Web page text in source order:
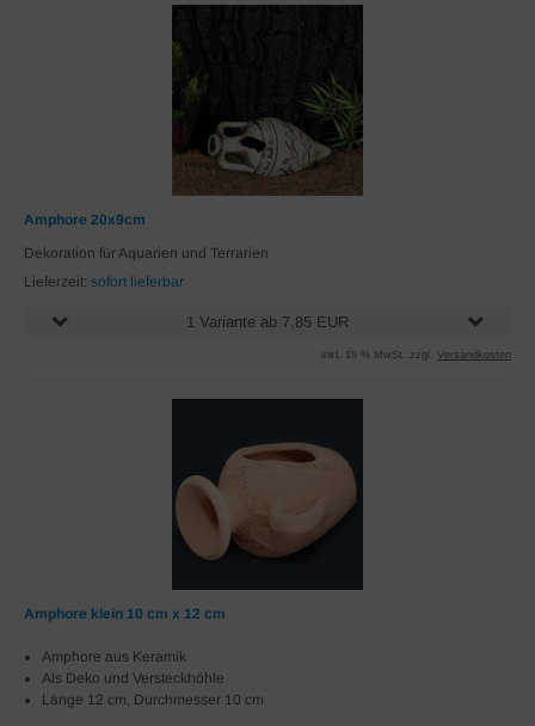
Amphore 20x9cm
Dekoration für Aquarien und Terrarien
Lieferzeit: sofort lieferbar
1 Variante ab 7,85 EUR
inkl. 19 % MwSt. zzgl. Versandkosten
Amphore klein 10 cm x 12 cm
Amphore aus Keramik
Als Deko und Versteckhöhle
Länge 12 cm, Durchmesser 10 cm